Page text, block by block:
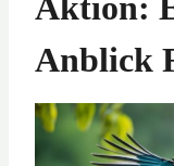
Anblick